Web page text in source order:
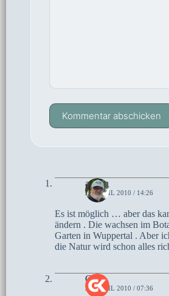
Kommentar abschicken
admin
20. APRIL 2010 / 14:26
Es ist möglich … aber das
ändern . Die wachsen im
Garten in Wuppertal . Aber
die Natur wird schon alles
Gerd
20. APRIL 2010 / 07:36